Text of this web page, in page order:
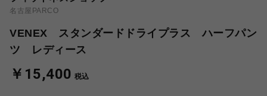
名古屋PARCO
VENEX スタンダードドライプラス ハーフパン
ツ レディース
￥15,400 税込